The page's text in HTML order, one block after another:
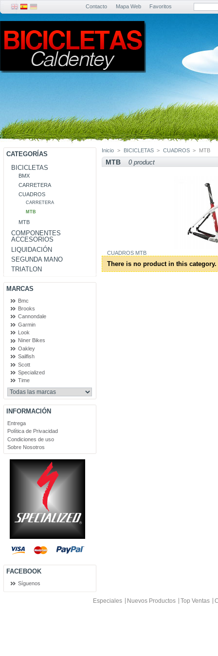
Contacto Mapa Web Favoritos
CATEGORÍAS
BICICLETAS
BMX
CARRETERA
CUADROS
CARRETERA
MTB
MTB
COMPONENTES
ACCESORIOS
LIQUIDACIÓN
SEGUNDA MANO
TRIATLON
MARCAS
Bmc
Brooks
Cannondale
Garmin
Look
Niner Bikes
Oakley
Sailfish
Scott
Specialized
Time
INFORMACIÓN
Entrega
Política de Privacidad
Condiciones de uso
Sobre Nosotros
FACEBOOK
Síguenos
Inicio > BICICLETAS > CUADROS > MTB
MTB 0 product
CUADROS MTB
There is no product in this category.
Especiales Nuevos Productos Top Ventas